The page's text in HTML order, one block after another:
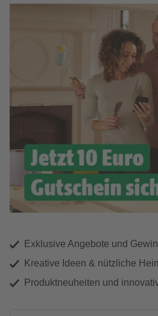
Exklusive Angebote und
Kreative Ideen & nützliche
Produktneuheiten und